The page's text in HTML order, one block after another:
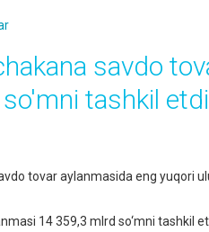
savdo
tashkil etdi
tovar aylanmasida eng yuqori
14 359,3 mlrd so‘mni tashkil